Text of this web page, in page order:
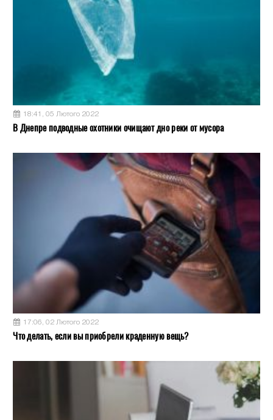
18:41, 05 Лютого 2022
В Днепре подводные охотники очищают дно реки от мусора
17:06, 02 Лютого 2022
Что делать, если вы приобрели краденную вещь?